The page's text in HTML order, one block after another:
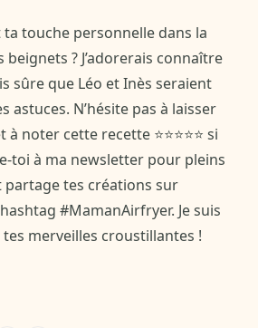
touche personnelle dans la
? J’adorerais connaître
sûre que Léo et Inès seraient
astuces. N’hésite pas à laisser
noter cette recette ⭐⭐⭐⭐⭐ si
toi à ma newsletter pour pleins
partage tes créations sur
#MamanAirfryer. Je suis
merveilles croustillantes !